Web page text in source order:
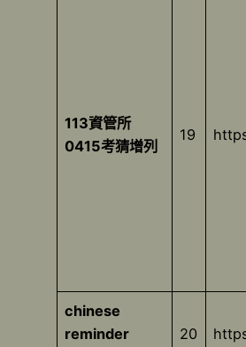
113資管所
0415考猜增列
19
chinese
reminder
20